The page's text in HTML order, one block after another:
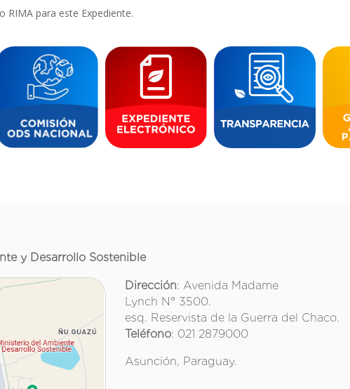
RIMA para este Expediente.
y Desarrollo Sostenible
Dirección: Avenida Madame
Lynch N° 3500.
esq. Reservista de la Guerra del Chaco.
Teléfono: 021 2879000
Asunción, Paraguay.